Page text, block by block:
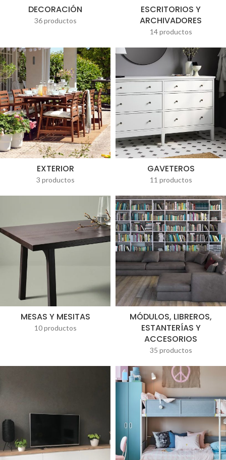
DECORACIÓN
36 productos
ESCRITORIOS Y
ARCHIVADORES
14 productos
EXTERIOR
3 productos
GAVETEROS
11 productos
MESAS Y MESITAS
10 productos
MÓDULOS, LIBREROS,
ESTANTERÍAS Y
ACCESORIOS
35 productos